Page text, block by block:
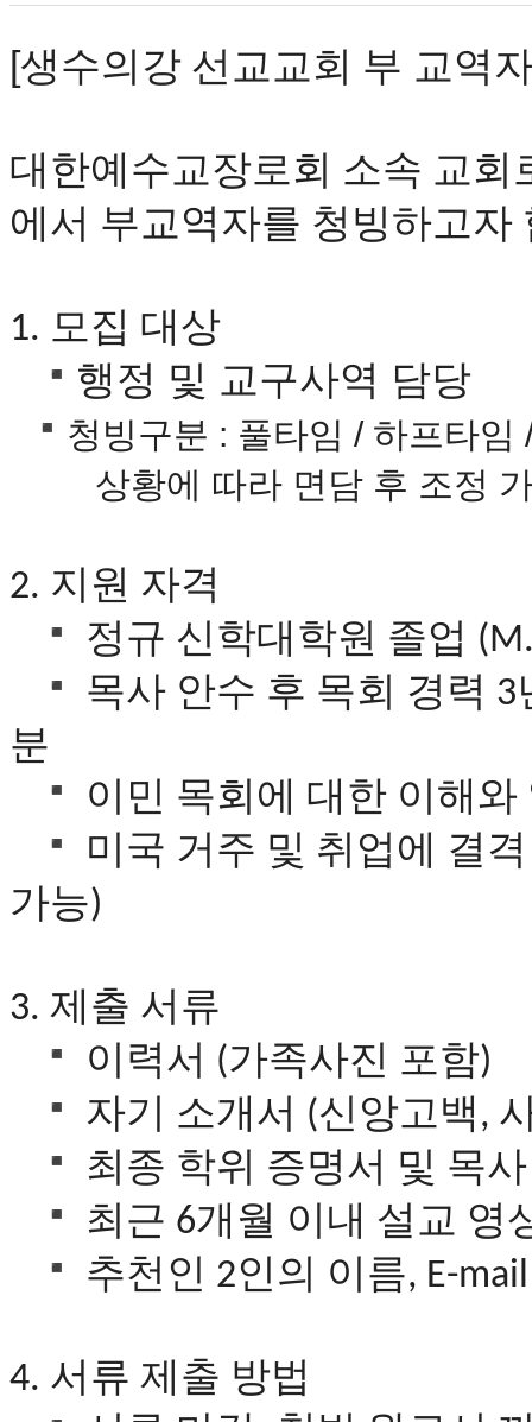
크
키
넷
minky
합
체
출
러
비
지
구
치
심
이
[생수의강 선교교회 부 교역
대한예수교장로회 소속 교회
에서 부교역자를 청빙하고자
1. 모집 대상
행정 및 교구사역 담당
청빙구분 : 풀타임 / 하프타
상황에 따라 면담 후 조정 가
2. 지원 자격
정규 신학대학원 졸업
목사 안수 후 목회 경력 3
분
이민 목회에 대한 이해와
미국 거주 및 취업에 결격
가능)
3. 제출 서류
이력서 (가족사진 포함)
자기 소개서 (신앙고백 ,
최종 학위 증명서 및 목사
최근 6개월 이내 설교 영
추천인 2인의 이름, E-
4. 서류 제출 방법